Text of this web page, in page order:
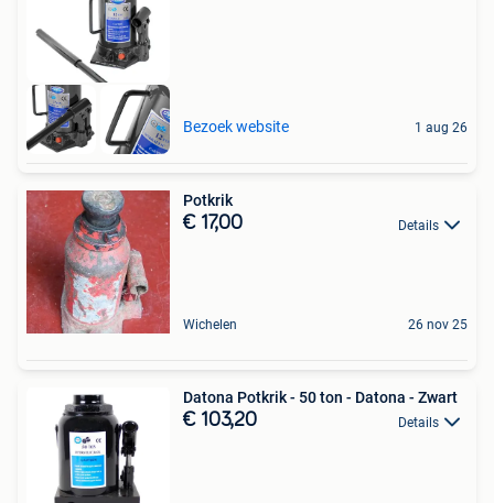
Bezoek website 1 aug 26
Potkrik
€ 17,00 Details
Wichelen 26 nov 25
Datona Potkrik - 50 ton - Datona - Zwart
€ 103,20 Details